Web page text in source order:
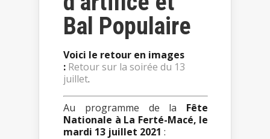
Bal Populaire
Voici le retour en images
: Retour sur la soirée du 13
juillet.
Au programme de la Fête
Nationale à La Ferté-Macé, le
mardi 13 juillet 2021 :